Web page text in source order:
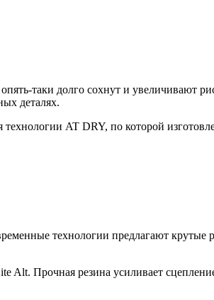
таки долго сохнут и увеличивают
деталях.
AT DRY, по которой
технологии предлагают
Прочная резина усиливает